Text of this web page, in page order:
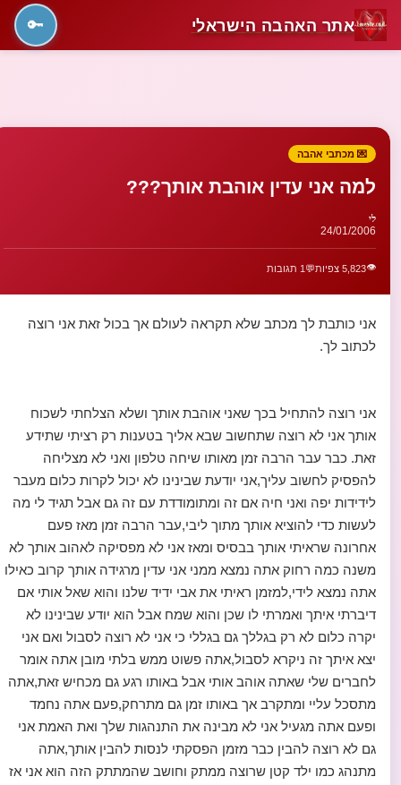
אתר האהבה הישראלי 🔑
💌 מכתבי אהבה
למה אני עדין אוהבת אותך???
לי
24/01/2006
👁️5,823 צפיות 💬 1 תגובות
אני כותבת לך מכתב שלא תקראה לעולם אך בכול זאת אני רוצה
לכתוב לך.
אני רוצה להתחיל בכך שאני אוהבת אותך ושלא הצלחתי לשכוח
אותך אני לא רוצה שתחשוב שבא אליך בטענות רק רציתי שתידע
זאת. כבר עבר הרבה זמן מאותו שיחה טלפון ואני לא מצליחה
להפסיק לחשוב עליך,אני יודעת שבינינו לא יכול לקרות כלום מעבר
לידידות יפה ואני חיה אם זה ומתומודדת עם זה גם אבל תגיד לי מה
לעשות כדי להוציא אותך מתוך ליבי,עבר הרבה זמן מאז פעם
אחרונה שראיתי אותך בבסיס ומאז אני לא מפסיקה לאהוב אותך לא
משנה כמה רחוק אתה נמצא ממני אני עדין מרגידה אותך קרוב כאילו
אתה נמצא לידי,למזמן ראיתי את אבי ידיד שלנו והוא שאל אותי אם
דיברתי איתך ואמרתי לו שכן והוא שמח אבל הוא יודע שבינינו לא
יקרה כלום לא רק בגללך גם בגללי כי אני לא רוצה לסבול ואם אני
יצא איתך זה ניקרא לסבול,אתה פשוט ממש בלתי מובן אתה אומר
לחברים שלי שאתה אוהב אותי אבל באותו רגע גם מכחיש זאת,אתה
מתסכל עליי ומתקרב אך באותו זמן גם מתרחק,פעם אתה נחמד
ופעם אתה מגעיל אני לא מבינה את התנהגות שלך ואת האמת אני
גם לא רוצה להבין כבר מזמן הפסקתי לנסות להבין אותך,אתה
מתנהג כמו ילד קטן שרוצה ממתק וחושב שהמתתק הזה הוא אני אז